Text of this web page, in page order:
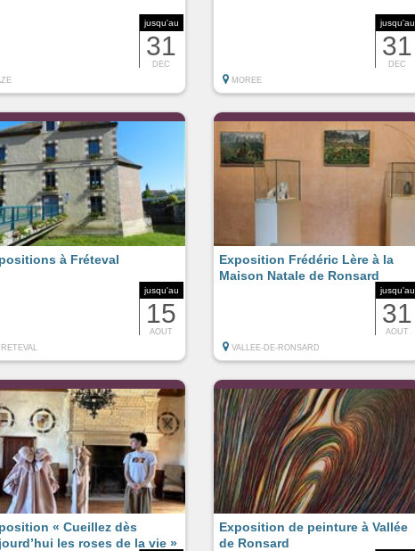
jusqu'au
31
DEC
jusqu'au
31
DEC
MOREE
jusqu'au
15
AOUT
à Fréteval
jusqu'au
31
AOUT
Exposition Frédéric Lère à la
Maison Natale de Ronsard
VALLEE-DE-RONSARD
« Cueillez dès
les roses de la vie »
Exposition de peinture à Vallée
de Ronsard